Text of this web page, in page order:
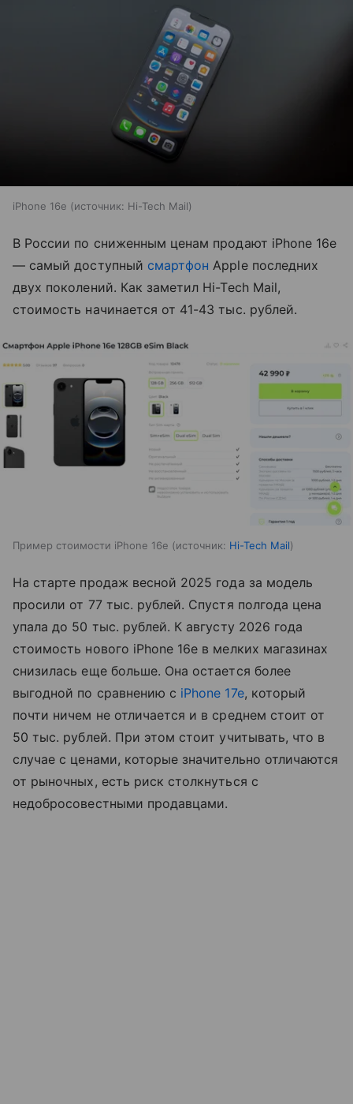
iPhone 16e источник: Hi-Tech Mail
В России по сниженным ценам продают iPhone 16e
— самый доступный смартфон Apple последних
двух поколений. Как заметил Hi-Tech Mail,
стоимость начинается от 41-43 тыс. рублей.
Пример стоимости iPhone 16e источник: Hi-Tech Mail
На старте продаж весной 2025 года за модель
просили от 77 тыс. рублей. Спустя полгода цена
упала до 50 тыс. рублей. К августу 2026 года
стоимость нового iPhone 16e в мелких магазинах
снизилась еще больше. Она остается более
выгодной по сравнению с iPhone 17e, который
почти ничем не отличается и в среднем стоит от
50 тыс. рублей. При этом стоит учитывать, что в
случае с ценами, которые значительно отличаются
от рыночных, есть риск столкнуться с
недобросовестными продавцами.